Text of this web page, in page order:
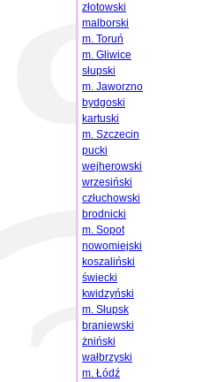
złotowski
malborski
m. Toruń
m. Gliwice
słupski
m. Jaworzno
bydgoski
kartuski
m. Szczecin
pucki
wejherowski
wrzesiński
człuchowski
brodnicki
m. Sopot
nowomiejski
koszaliński
świecki
kwidzyński
m. Słupsk
braniewski
żniński
wałbrzyski
m. Łódź